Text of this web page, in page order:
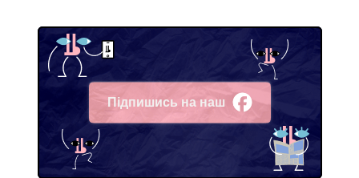
Підпишись на наш
Facebook